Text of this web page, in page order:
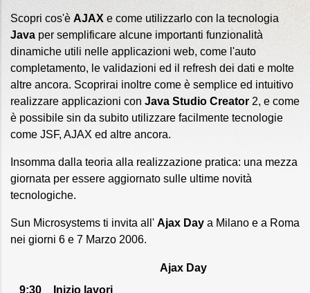
Scopri cos'è AJAX e come utilizzarlo con la tecnologia
Java per semplificare alcune importanti funzionalità
dinamiche utili nelle applicazioni web, come l'auto
completamento, le validazioni ed il refresh dei dati e molte
altre ancora. Scoprirai inoltre come è semplice ed intuitivo
realizzare applicazioni con Java Studio Creator 2, e come
è possibile sin da subito utilizzare facilmente tecnologie
come JSF, AJAX ed altre ancora.
Insomma dalla teoria alla realizzazione pratica: una mezza
giornata per essere aggiornato sulle ultime novità
tecnologiche.
Sun Microsystems ti invita all' Ajax Day a Milano e a Roma
nei giorni 6 e 7 Marzo 2006.
Ajax Day
9:30
Inizio lavori